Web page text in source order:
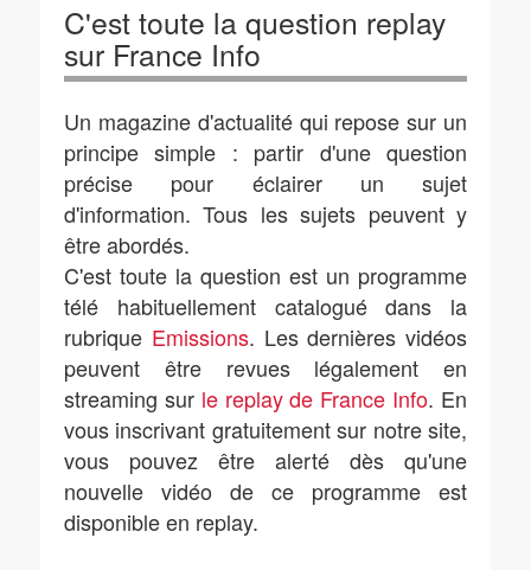
C'est toute la question replay
sur France Info
Un magazine d'actualité qui repose sur un
principe simple : partir d'une question
précise pour éclairer un sujet
d'information. Tous les sujets peuvent y
être abordés.
C'est toute la question est un programme
télé habituellement catalogué dans la
rubrique Emissions. Les dernières vidéos
peuvent être revues légalement en
streaming sur le replay de France Info. En
vous inscrivant gratuitement sur notre site,
vous pouvez être alerté dès qu'une
nouvelle vidéo de ce programme est
disponible en replay.